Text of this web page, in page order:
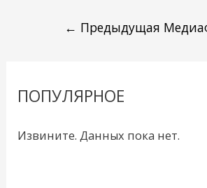
← Предыдущая
ПОПУЛЯРНОЕ
Извините. Данных пока нет.